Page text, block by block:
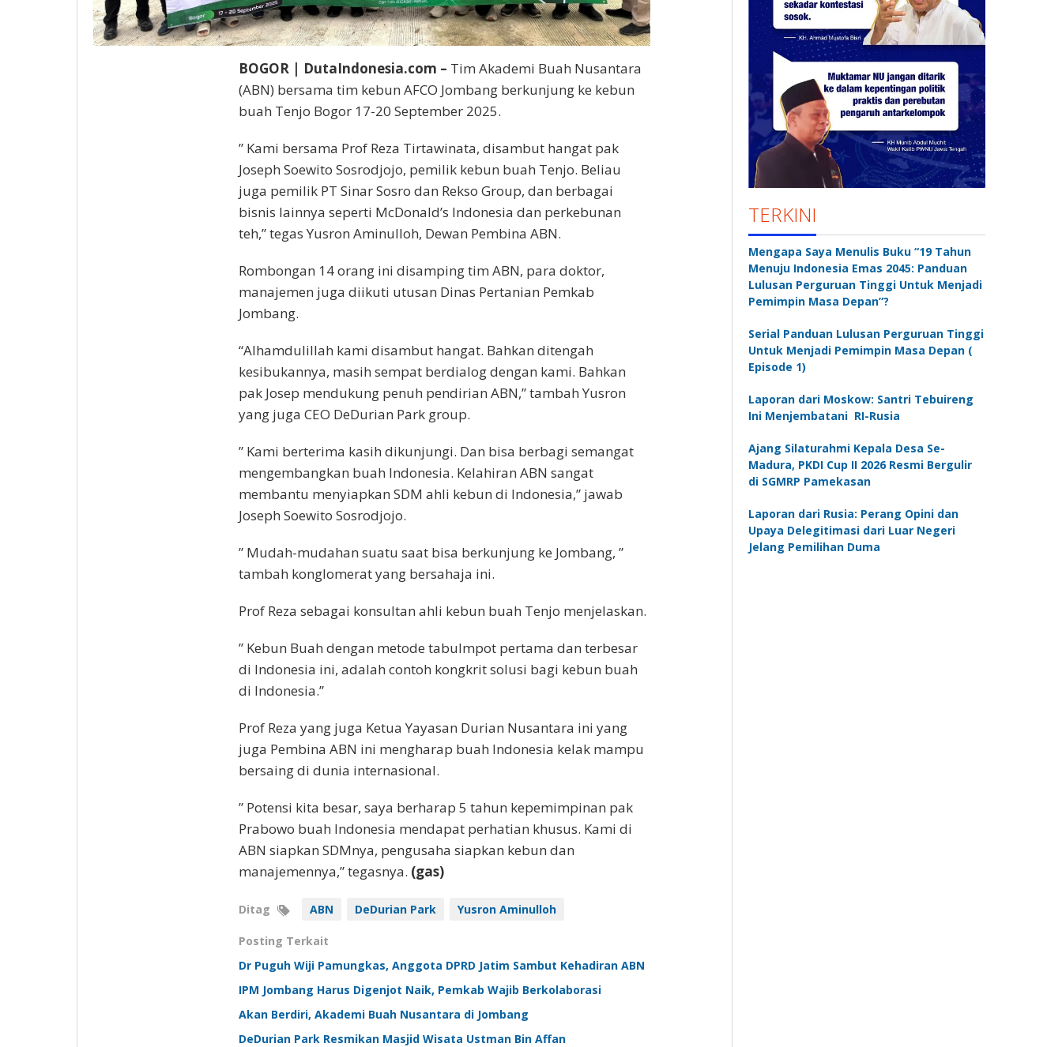
BOGOR | DutaIndonesia.com – Tim Akademi Buah Nusantara
(ABN) bersama tim kebun AFCO Jombang berkunjung ke kebun
buah Tenjo Bogor 17-20 September 2025.
” Kami bersama Prof Reza Tirtawinata, disambut hangat pak
Joseph Soewito Sosrodjojo, pemilik kebun buah Tenjo. Beliau
juga pemilik PT Sinar Sosro dan Rekso Group, dan berbagai
bisnis lainnya seperti McDonald’s Indonesia dan perkebunan
teh,” tegas Yusron Aminulloh, Dewan Pembina ABN.
Rombongan 14 orang ini disamping tim ABN, para doktor,
manajemen juga diikuti utusan Dinas Pertanian Pemkab
Jombang.
“Alhamdulillah kami disambut hangat. Bahkan ditengah
kesibukannya, masih sempat berdialog dengan kami. Bahkan
pak Josep mendukung penuh pendirian ABN,” tambah Yusron
yang juga CEO DeDurian Park group.
” Kami berterima kasih dikunjungi. Dan bisa berbagi semangat
mengembangkan buah Indonesia. Kelahiran ABN sangat
membantu menyiapkan SDM ahli kebun di Indonesia,” jawab
Joseph Soewito Sosrodjojo.
” Mudah-mudahan suatu saat bisa berkunjung ke Jombang, ”
tambah konglomerat yang bersahaja ini.
Prof Reza sebagai konsultan ahli kebun buah Tenjo menjelaskan.
” Kebun Buah dengan metode tabulmpot pertama dan terbesar
di Indonesia ini, adalah contoh kongkrit solusi bagi kebun buah
di Indonesia.”
Prof Reza yang juga Ketua Yayasan Durian Nusantara ini yang
juga Pembina ABN ini mengharap buah Indonesia kelak mampu
bersaing di dunia internasional.
” Potensi kita besar, saya berharap 5 tahun kepemimpinan pak
Prabowo buah Indonesia mendapat perhatian khusus. Kami di
ABN siapkan SDMnya, pengusaha siapkan kebun dan
manajemennya,” tegasnya. (gas)
Ditag ABN DeDurian Park Yusron Aminulloh
Posting Terkait
Dr Puguh Wiji Pamungkas, Anggota DPRD Jatim Sambut Kehadiran ABN
IPM Jombang Harus Digenjot Naik, Pemkab Wajib Berkolaborasi
Akan Berdiri, Akademi Buah Nusantara di Jombang
DeDurian Park Resmikan Masjid Wisata Ustman Bin Affan
TERKINI
Mengapa Saya Menulis Buku “19 Tahun
Menuju Indonesia Emas 2045: Panduan
Lulusan Perguruan Tinggi Untuk Menjadi
Pemimpin Masa Depan”?
Serial Panduan Lulusan Perguruan Tinggi
Untuk Menjadi Pemimpin Masa Depan (
Episode 1)
Laporan dari Moskow: Santri Tebuireng
Ini Menjembatani RI-Rusia
Ajang Silaturahmi Kepala Desa Se-
Madura, PKDI Cup II 2026 Resmi Bergulir
di SGMRP Pamekasan
Laporan dari Rusia: Perang Opini dan
Upaya Delegitimasi dari Luar Negeri
Jelang Pemilihan Duma